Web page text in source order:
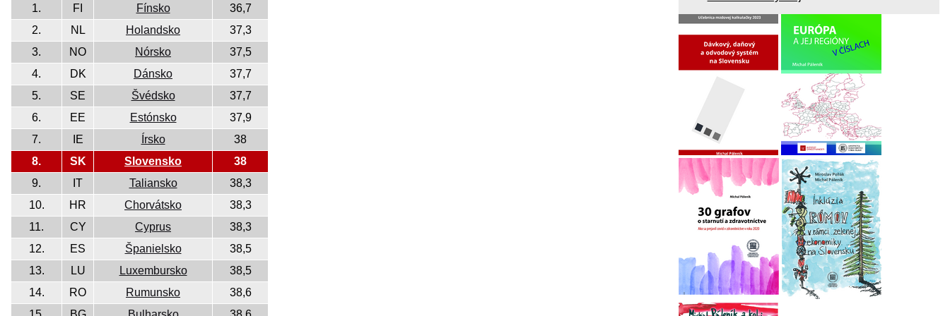
1. FI Fínsko
36,7
2.
NL Holandsko
37,3
3.
NO Nórsko
37,5
4.
DK Dánsko
37,7
5.
SE Švédsko
37,7
6.
EE Estónsko
37,9
7.
IE Írsko
38
8.
SK Slovensko
38
9.
IT Taliansko
38,3
10.
HR Chorvátsko
38,3
11.
CY Cyprus
38,3
12.
ES Španielsko
38,5
13.
LU Luxembursko
38,5
14.
RO Rumunsko
38,6